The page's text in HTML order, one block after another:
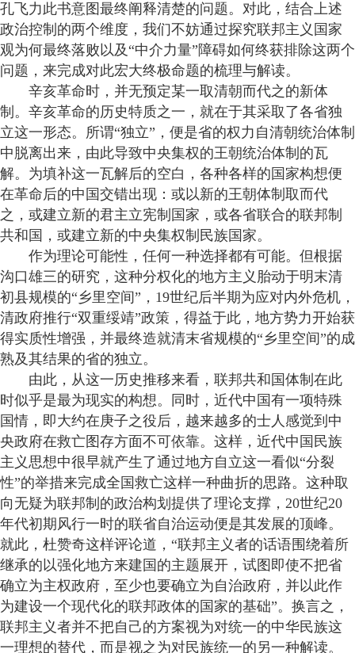
孔飞力此书意图最终阐释清楚的问题。对此，结合上述
政治控制的两个维度，我们不妨通过探究联邦主义国家
观为何最终落败以及“中介力量”障碍如何终获排除这两个
问题，来完成对此宏大终极命题的梳理与解读。
辛亥革命时，并无预定某一取清朝而代之的新体
制。辛亥革命的历史特质之一，就在于其采取了各省独
立这一形态。所谓“独立”，便是省的权力自清朝统治体制
中脱离出来，由此导致中央集权的王朝统治体制的瓦
解。为填补这一瓦解后的空白，各种各样的国家构想便
在革命后的中国交错出现：或以新的王朝体制取而代
之，或建立新的君主立宪制国家，或各省联合的联邦制
共和国，或建立新的中央集权制民族国家。
作为理论可能性，任何一种选择都有可能。但根据
沟口雄三的研究，这种分权化的地方主义胎动于明末清
初县规模的“乡里空间”，19世纪后半期为应对内外危机，
清政府推行“双重绥靖”政策，得益于此，地方势力开始获
得实质性增强，并最终造就清末省规模的“乡里空间”的成
熟及其结果的省的独立。
由此，从这一历史推移来看，联邦共和国体制在此
时似乎是最为现实的构想。同时，近代中国有一项特殊
国情，即大约在庚子之役后，越来越多的士人感觉到中
央政府在救亡图存方面不可依靠。这样，近代中国民族
主义思想中很早就产生了通过地方自立这一看似“分裂
性”的举措来完成全国救亡这样一种曲折的思路。这种取
向无疑为联邦制的政治构划提供了理论支撑，20世纪20
年代初期风行一时的联省自治运动便是其发展的顶峰。
就此，杜赞奇这样评论道，“联邦主义者的话语围绕着所
继承的以强化地方来建国的主题展开，试图即使不把省
确立为主权政府，至少也要确立为自治政府，并以此作
为建设一个现代化的联邦政体的国家的基础”。换言之，
联邦主义者并不把自己的方案视为对统一的中华民族这
一理想的替代，而是视之为对民族统一的另一种解读。